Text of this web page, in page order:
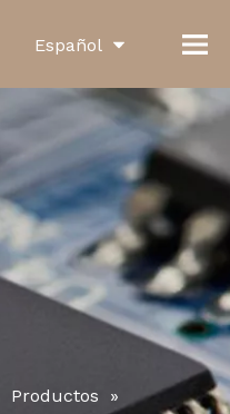
Español
العربية
Français
Pусский
Português
Productos
»